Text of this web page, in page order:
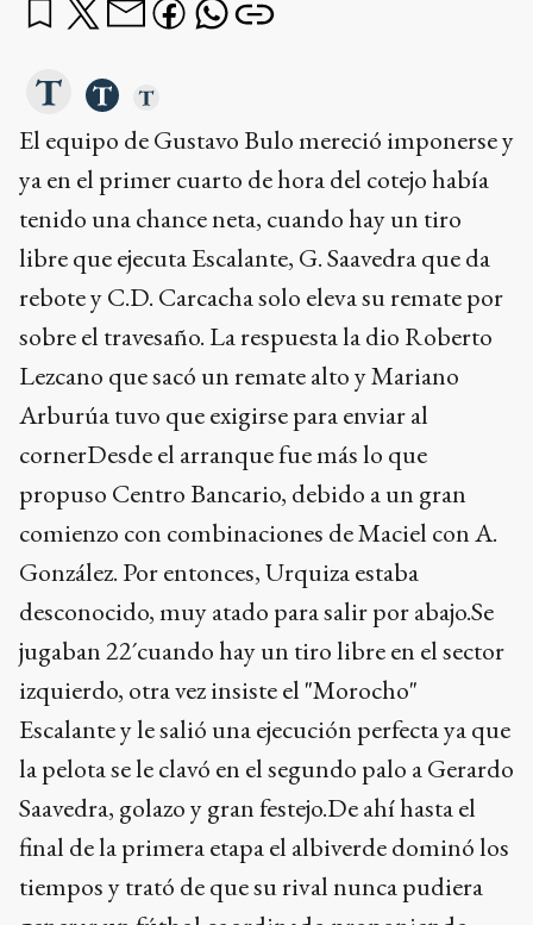
El equipo de Gustavo Bulo mereció imponerse y
ya en el primer cuarto de hora del cotejo había
tenido una chance neta, cuando hay un tiro
libre que ejecuta Escalante, G. Saavedra que da
rebote y C.D. Carcacha solo eleva su remate por
sobre el travesaño. La respuesta la dio Roberto
Lezcano que sacó un remate alto y Mariano
Arburúa tuvo que exigirse para enviar al
cornerDesde el arranque fue más lo que
propuso Centro Bancario, debido a un gran
comienzo con combinaciones de Maciel con A.
González. Por entonces, Urquiza estaba
desconocido, muy atado para salir por abajo.Se
jugaban 22´cuando hay un tiro libre en el sector
izquierdo, otra vez insiste el "Morocho"
Escalante y le salió una ejecución perfecta ya que
la pelota se le clavó en el segundo palo a Gerardo
Saavedra, golazo y gran festejo.De ahí hasta el
final de la primera etapa el albiverde dominó los
tiempos y trató de que su rival nunca pudiera